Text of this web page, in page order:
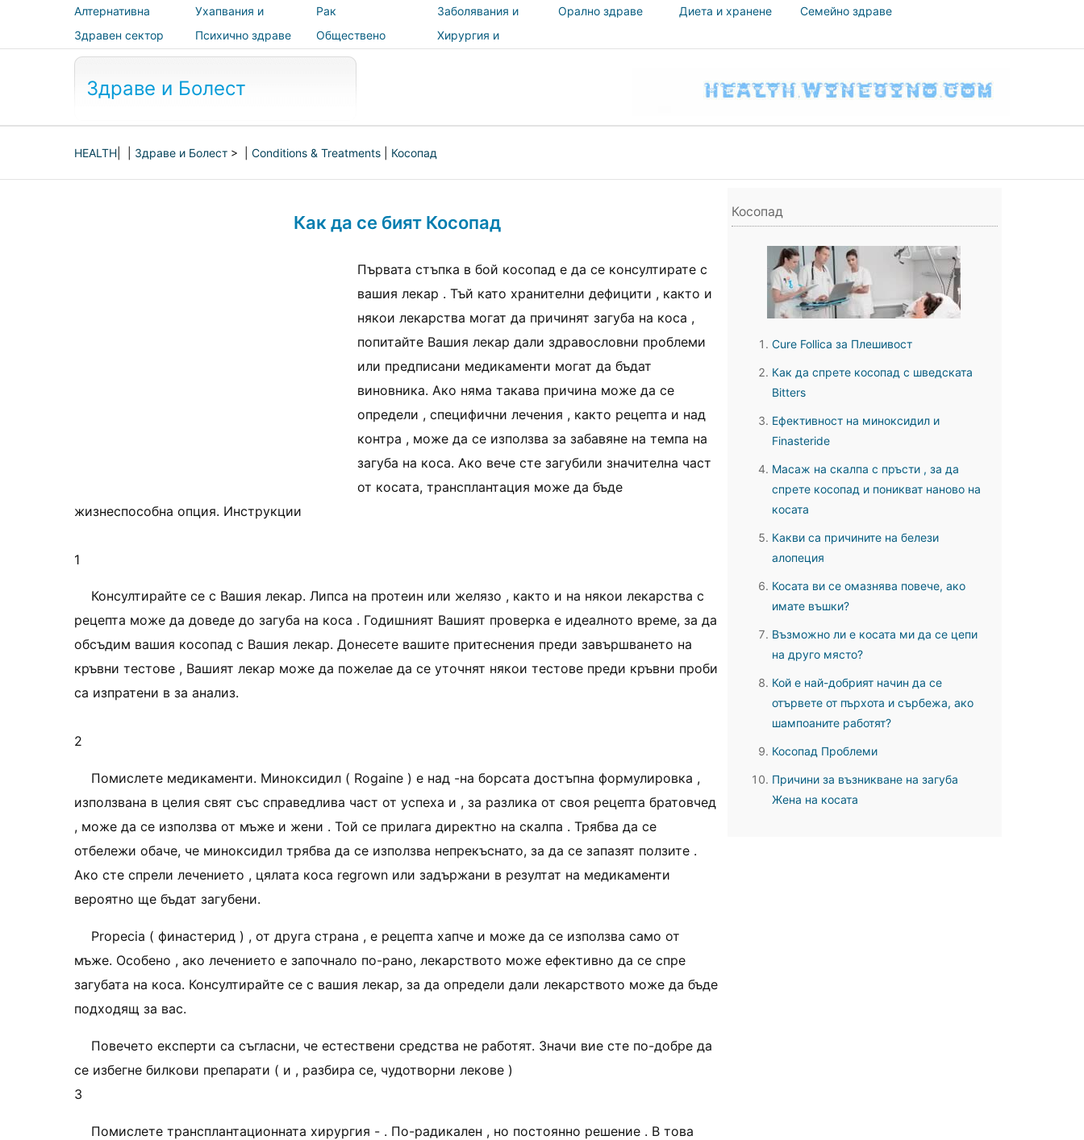
Алтернативна
медицина
Ухапвания и
ужилвания
Рак
Заболявания и
лечения
Орално здраве Диета и хранене
Семейно здраве
Здравен сектор
Психично здраве
Обществено
здраве и
Хирургия и
Здраве и Болест
HEALTH Здраве и Болест > | Conditions & Treatments Косопад
Как да се бият Косопад
Първата стъпка в бой косопад е да се консултирате с
вашия лекар . Тъй като хранителни дефицити , както и
някои лекарства могат да причинят загуба на коса ,
попитайте Вашия лекар дали здравословни проблеми
или предписани медикаменти могат да бъдат
виновника. Ако няма такава причина може да се
определи , специфични лечения , както рецепта и над
контра , може да се използва за забавяне на темпа на
загуба на коса. Ако вече сте загубили значителна част
от косата, трансплантация може да бъде
жизнеспособна опция. Инструкции
1
Консултирайте се с Вашия лекар. Липса на протеин или желязо , както и на някои лекарства с
рецепта може да доведе до загуба на коса . Годишният Вашият проверка е идеалното време, за да
обсъдим вашия косопад с Вашия лекар. Донесете вашите притеснения преди завършването на
кръвни тестове , Вашият лекар може да пожелае да се уточнят някои тестове преди кръвни проби
са изпратени в за анализ.
2
Помислете медикаменти. Миноксидил ( Rogaine ) е над -на борсата достъпна формулировка ,
използвана в целия свят със справедлива част от успеха и , за разлика от своя рецепта братовчед
, може да се използва от мъже и жени . Той се прилага директно на скалпа . Трябва да се
отбележи обаче, че миноксидил трябва да се използва непрекъснато, за да се запазят ползите .
Ако сте спрели лечението , цялата коса regrown или задържани в резултат на медикаменти
вероятно ще бъдат загубени.
Propecia ( финастерид ) , от друга страна , е рецепта хапче и може да се използва само от
мъже. Особено , ако лечението е започнало по-рано, лекарството може ефективно да се спре
загубата на коса. Консултирайте се с вашия лекар, за да определи дали лекарството може да бъде
подходящ за вас.
Повечето експерти са съгласни, че естествени средства не работят. Значи вие сте по-добре да
се избегне билкови препарати ( и , разбира се, чудотворни лекове )
3
Помислете трансплантационната хирургия - . По-радикален , но постоянно решение . В това
Косопад
Cure Follica за Плешивост
Как да спрете косопад с шведската
Bitters
Ефективност на миноксидил и
Finasteride
Масаж на скалпа с пръсти , за да
спрете косопад и поникват наново на
косата
Какви са причините на белези
алопеция
Косата ви се омазнява повече, ако
имате въшки?
Възможно ли е косата ми да се цепи
на друго място?
Кой е най-добрият начин да се
отървете от пърхота и сърбежа, ако
шампоаните работят?
Косопад Проблеми
Причини за възникване на загуба
Жена на косата